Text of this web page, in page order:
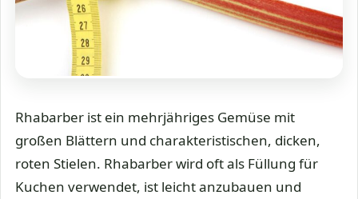
Rhabarber ist ein mehrjähriges Gemüse mit
großen Blättern und charakteristischen, dicken,
roten Stielen. Rhabarber wird oft als Füllung für
Kuchen verwendet, ist leicht anzubauen und